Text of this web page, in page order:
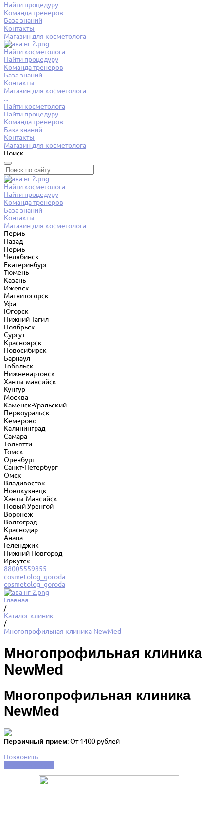
Найти процедуру
Команда тренеров
База знаний
Контакты
Магазин для косметолога
Найти косметолога
Найти процедуру
Команда тренеров
База знаний
Контакты
Магазин для косметолога
...
Найти косметолога
Найти процедуру
Команда тренеров
База знаний
Контакты
Магазин для косметолога
Поиск
Найти косметолога
Найти процедуру
Команда тренеров
База знаний
Контакты
Магазин для косметолога
Пермь
Назад
Пермь
Челябинск
Екатеринбург
Тюмень
Казань
Ижевск
Магнитогорск
Уфа
Югорск
Нижний Тагил
Ноябрьск
Сургут
Красноярск
Новосибирск
Барнаул
Тобольск
Нижневартовск
Ханты-мансийск
Кунгур
Москва
Каменск-Уральский
Первоуральск
Кемерово
Калининград
Самара
Тольятти
Томск
Оренбург
Санкт-Петербург
Омск
Владивосток
Новокузнецк
Ханты-Мансийск
Новый Уренгой
Воронеж
Волгоград
Краснодар
Анапа
Геленджик
Нижний Новгород
Иркутск
88005559855
cosmetolog_goroda
cosmetolog_goroda
Главная
/
Каталог клиник
/
Многопрофильная клиника NewMed
Многопрофильная клиника
NewMed
Многопрофильная клиника
NewMed
Первичный прием: От 1400 рублей
Позвонить